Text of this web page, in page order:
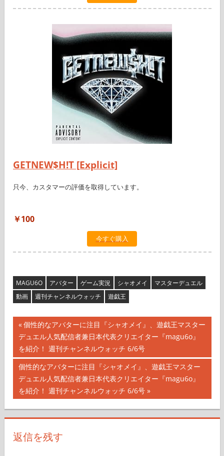
GETNEW$H!T [Explicit]
只今、カスタマーの評価を取得しています。
今すぐ購入
MAGU6O アバター ゲーム実況 シャオメイ
投
稿
ナ
ビ
ゲ
ー
前
の
記
事:
個性的なアバターに注目『シャオメイ』、遊戯王マスター
デュエル人気配信者兼日本代表クリエイター『magu6o』
を紹介！ 週刊チャンネルウォッチ 6/6号
次
の
記
事:
個性的なアバターに注目『シャオメイ』、遊戯王マスター
デュエル人気配信者兼日本代表クリエイター『magu6o』
を紹介！ 週刊チャンネルウォッチ 6/6号
返信を残す